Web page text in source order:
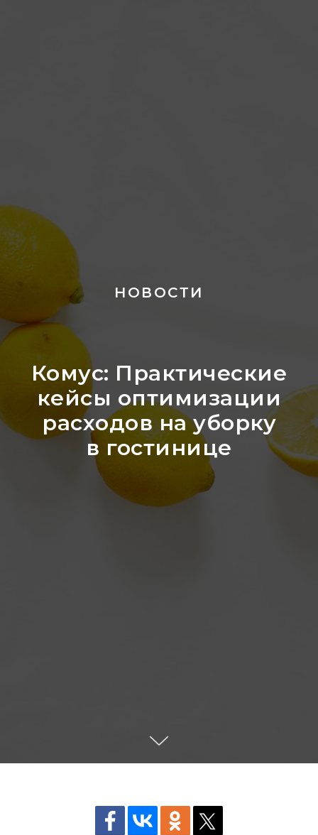
НОВОСТИ
Комус: Практические
кейсы оптимизации
расходов на уборку
в гостинице